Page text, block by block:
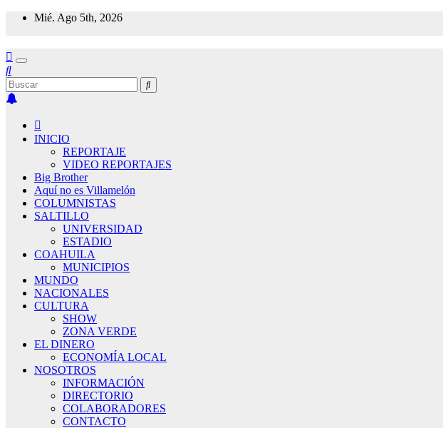
Saltar
Mié. Ago 5th, 2026
INICIO
REPORTAJE
VIDEO REPORTAJES
Big Brother
Aquí no es Villamelón
COLUMNISTAS
SALTILLO
UNIVERSIDAD
ESTADIO
COAHUILA
MUNICIPIOS
MUNDO
NACIONALES
CULTURA
SHOW
ZONA VERDE
EL DINERO
ECONOMÍA LOCAL
NOSOTROS
INFORMACIÓN
DIRECTORIO
COLABORADORES
CONTACTO